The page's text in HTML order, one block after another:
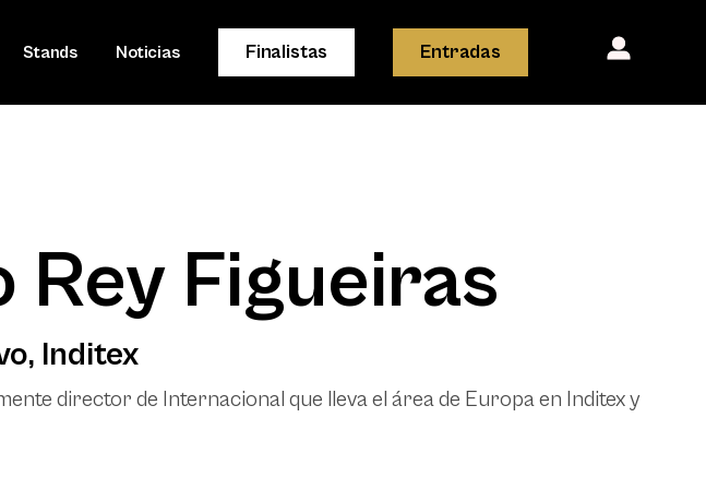
Stands Noticias Finalistas Entradas
Rey Figueiras
Inditex
director de Internacional que lleva el área de Europa en Inditex y